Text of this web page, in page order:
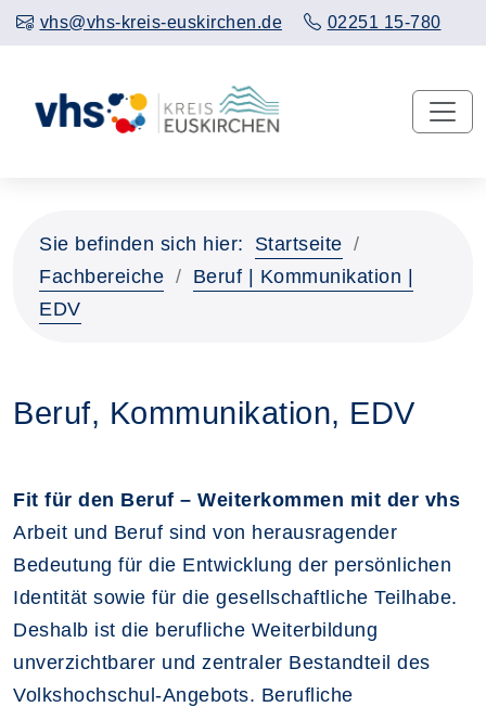
vhs@vhs-kreis-euskirchen.de 02251 15-780
Sie befinden sich hier:
Startseite
Fachbereiche
Beruf | Kommunikation |
EDV
Beruf, Kommunikation, EDV
Fit für den Beruf – Weiterkommen mit der vhs
Arbeit und Beruf sind von herausragender
Bedeutung für die Entwicklung der persönlichen
Identität sowie für die gesellschaftliche Teilhabe.
Deshalb ist die berufliche Weiterbildung
unverzichtbarer und zentraler Bestandteil des
Volkshochschul-Angebots. Berufliche